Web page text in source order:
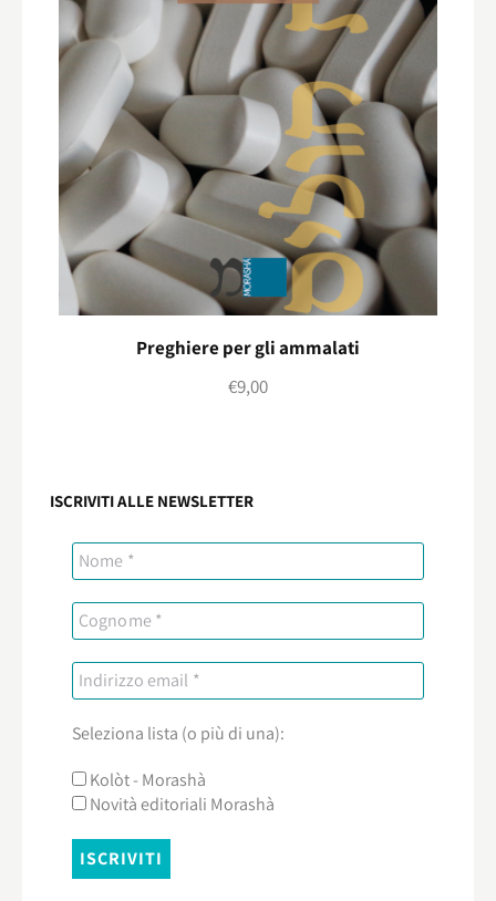
Preghiere per gli ammalati
€9,00
ISCRIVITI ALLE NEWSLETTER
Seleziona lista (o più di una):
Kolòt - Morashà
Novità editoriali Morashà